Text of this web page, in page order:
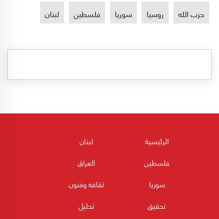
حزب الله روسيا سوريا فلسطين لبنان
الرئيسية
لبنان
فلسطين
العراق
سوريا
ثقافه وفنون
تحقيق
تحليل